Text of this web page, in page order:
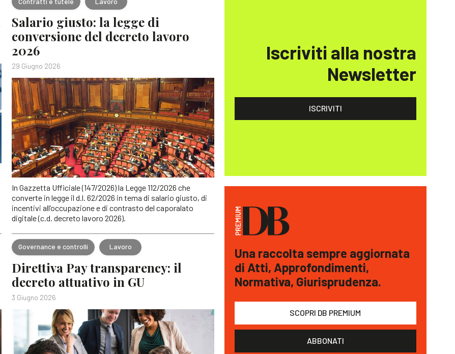
Salario giusto: la legge di
conversione del decreto lavoro
2026
29 Giugno 2026
In Gazzetta Ufficiale (147/2026) la Legge 112/2026 che
converte in legge il d.l. 62/2026 in tema di salario giusto, di
incentivi all’occupazione e di contrasto del caporalato
digitale (c.d. decreto lavoro 2026).
Governance e controlli Lavoro
Direttiva Pay transparency: il
decreto attuativo in GU
3 Giugno 2026
Iscriviti alla nostra
Newsletter
ISCRIVITI
Una raccolta sempre aggiornata
di Atti, Approfondimenti,
Normativa, Giurisprudenza.
SCOPRI DB PREMIUM
ABBONATI